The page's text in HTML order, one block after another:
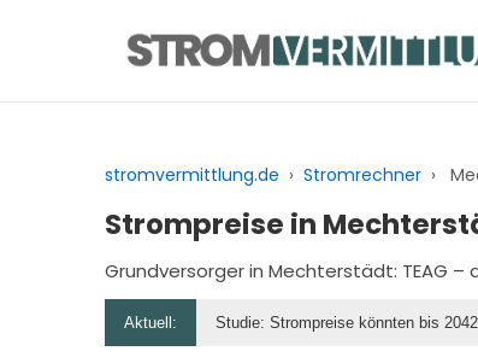
stromvermittlung.de › Stromrechner ›
Strompreise in
Grundversorger in Mechterstädt: TEAG –
Aktuell: Studie: Strompreise könnten bis